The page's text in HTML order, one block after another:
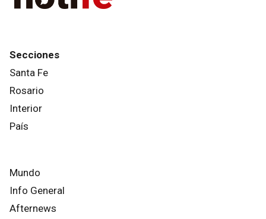
Secciones
Santa Fe
Rosario
Interior
País
Mundo
Info General
Afternews